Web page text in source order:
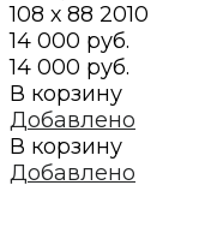
108 х 88 2010
14 000 руб.
14 000 руб.
В корзину
Добавлено
В корзину
Добавлено